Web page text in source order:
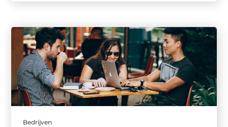
Bedrijven